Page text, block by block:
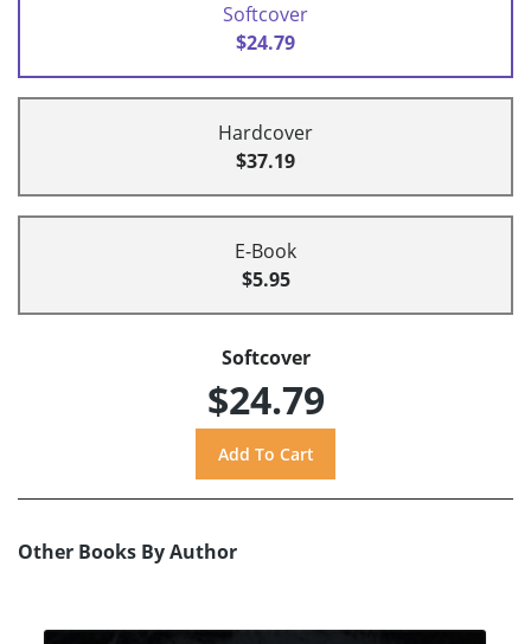
Softcover
$24.79
Hardcover
$37.19
E-Book
$5.95
Softcover
$24.79
Other Books By Author